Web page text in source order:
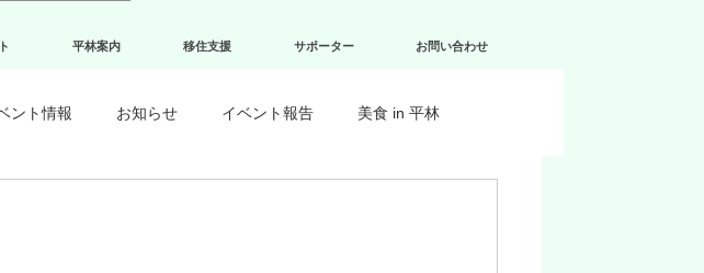
平林案内 移住支援 サポーター お問い合わせ
ント情報 お知らせ イベント報告 美食 in 平林